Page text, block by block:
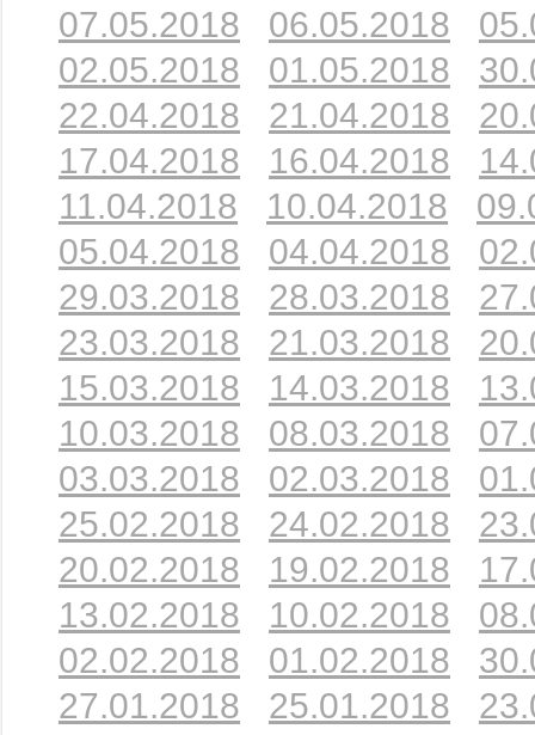
07.05.2018
06.05.2018
02.05.2018
01.05.2018
22.04.2018
21.04.2018
17.04.2018
16.04.2018
11.04.2018
10.04.2018
05.04.2018
04.04.2018
29.03.2018
28.03.2018
23.03.2018
21.03.2018
15.03.2018
14.03.2018
10.03.2018
08.03.2018
03.03.2018
02.03.2018
25.02.2018
24.02.2018
20.02.2018
19.02.2018
13.02.2018
10.02.2018
02.02.2018
01.02.2018
27.01.2018
25.01.2018